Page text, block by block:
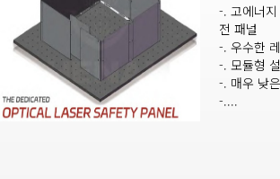
-. 고에너
전 패널
-. 우수한
-. 모듈형
-. 매우 낮
-....